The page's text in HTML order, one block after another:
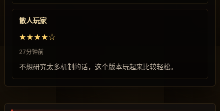
散人玩家
★★★★☆
27分钟前
不想研究太多机制的话，这个版本玩起来比较轻松。